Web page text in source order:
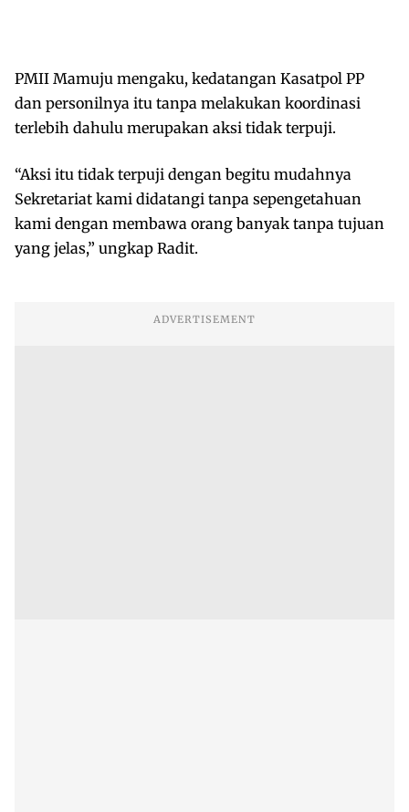
PMII Mamuju mengaku, kedatangan Kasatpol PP
dan personilnya itu tanpa melakukan koordinasi
terlebih dahulu merupakan aksi tidak terpuji.
“Aksi itu tidak terpuji dengan begitu mudahnya
Sekretariat kami didatangi tanpa sepengetahuan
kami dengan membawa orang banyak tanpa tujuan
yang jelas,” ungkap Radit.